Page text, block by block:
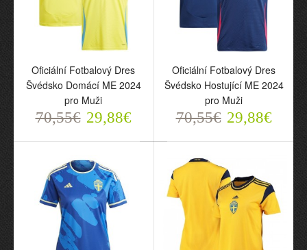
Oficiální Fotbalový Dres
Švédsko Domácí ME
2024 pro Muži
70,55€ 29,88€
Oficiální Fotbalový Dres
Švédsko Hostující ME
2024 pro Muži
70,55€
Oficiální Fotbalový Dres
Švédsko Domácí ME 2024
pro Muži
70,55€ 29,88€
Oficiální Fotbalový Dres
Švédsko Hostující ME 2024
pro Muži
70,55€ 29,88€